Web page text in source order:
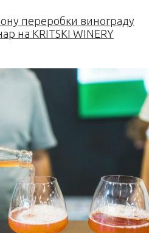
переробки винограду
на KRITSKI WINERY